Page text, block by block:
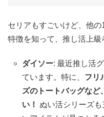
セリアもすごいけど、他
特徴を知って、推し活上級
ダイソー: 最近推し活
ています。特に、 フリ
ズのトートバッグなど
い！ ぬい活シリーズ